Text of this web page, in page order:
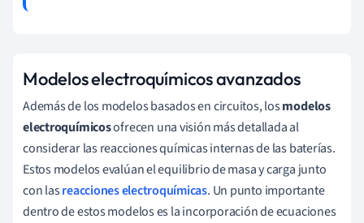
Modelos electroquímicos avanzados
Además de los modelos basados en circuitos, losmodelos
electroquímicosofrecen una visión más detallada al
considerar las reacciones químicas internas de las baterías.
Estos modelos evalúan el equilibrio de masa y carga junto
con lasreacciones electroquímicas. Un punto importante
dentro de estos modelos es la incorporación de ecuaciones